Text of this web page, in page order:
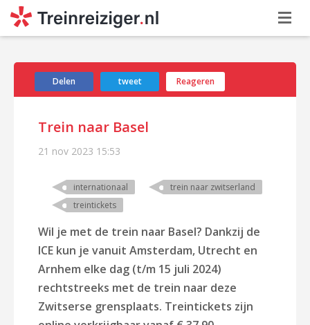
Delen tweet Reageren
Trein naar Basel
21 nov 2023 15:53
internationaal
trein naar zwitserland
treintickets
Wil je met de trein naar Basel? Dankzij de
ICE kun je vanuit Amsterdam, Utrecht en
Arnhem elke dag (t/m 15 juli 2024)
rechtstreeks met de trein naar deze
Zwitserse grensplaats. Treintickets zijn